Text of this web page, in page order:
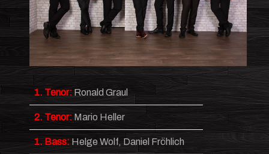
1. Tenor: Ronald Graul
2. Tenor: Mario Heller
1. Bass:Helge Wolf, Daniel Fröhlich